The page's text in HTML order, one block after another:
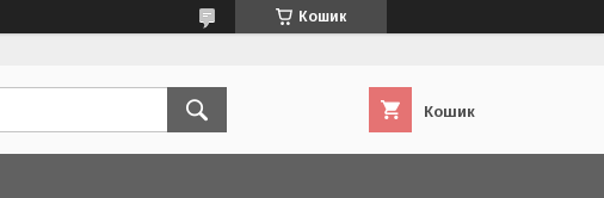
Кошик
Кошик